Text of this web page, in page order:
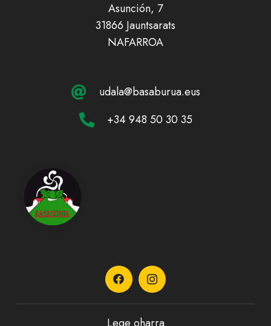
Asunción, 7
31866 Jauntsarats
NAFARROA
udala@basaburua.eus
+34 948 50 30 35